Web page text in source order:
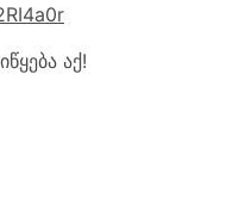
აქ!